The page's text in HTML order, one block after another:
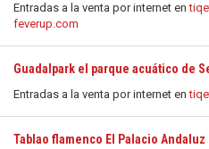
Entradas a la venta por internet en
feverup.com
Guadalpark el parque acuático de
Entradas a la venta por internet en
Tablao flamenco El Palacio